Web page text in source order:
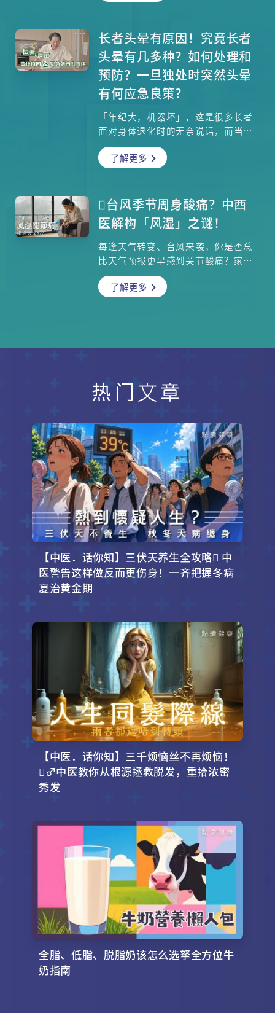
情况时保持冷静，采取适当的处理措
施。本文将为爸爸妈妈们分享这些关
键知识，有助应对宝宝的发烧情况。
长者头晕有原因！究竟长者
头晕有几多种？如何处理和
预防？一旦独处时突然头晕
有何应急良策？
「年纪大，机器坏」，这是很多长者
面对身体退化时的无奈说话，而当中
「头晕」更是长者最经常抱怨的征状
之一。老友记不时会感到头晕，有可
很可能是耳朵内部出现问题，接受物
理治疗和勤习哪些运动可以改善情
况？《医生与你》请来香港大学临床
医学学院内科学系临床助理教授阮君
毓医生为大家详细讲解长者头晕，尤
该怎样做？
了解更多
台风季节周身酸痛？中西
医解构「风湿」之谜！
每逢天气转变、台风来袭，你是否总
比天气预报更早感到关节酸痛？家中
的长辈常说这是「风湿」发作。本文
由崔绍汉博士（中大临床生化博士、
解为何气压变化会引发疼痛，以及如
附上详细的「强骨祛湿汤」食谱，让
你轻松在家为家人炖煮一碗暖心汤
了解更多
热门文章
【中医．话你知】三伏天养生全攻略 中
医警告这样做反而更伤身！一齐把握冬病
夏治黄金期
【中医．话你知】三千烦恼丝不再烦恼！
‍♂️中医教你从根源拯救脱发，重拾浓密
秀发
全脂、低脂、脱脂奶该怎么选拏全方位牛
奶指南